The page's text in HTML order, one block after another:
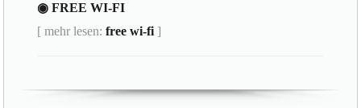
◉ FREE WI-FI
[ mehr lesen:free wi-fi ]